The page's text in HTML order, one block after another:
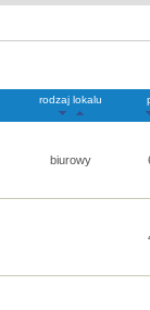
rodzaj lokalu
biurowy